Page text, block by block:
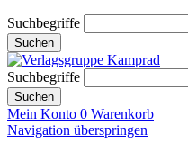
Suchbegriffe
Suchen
Suchbegriffe
Suchen
Mein Konto 0 Warenkorb
Navigation überspringen